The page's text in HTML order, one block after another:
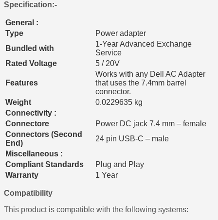
Specification:-
General :
Type
Power adapter
Bundled with
1-Year Advanced Exchange
Service
Rated Voltage
5 / 20V
Features
Works with any Dell AC Adapter
that uses the 7.4mm barrel
connector.
Weight
0.0229635 kg
Connectivity :
Connectore
Power DC jack 7.4 mm – female
Connectors (Second
End)
24 pin USB-C – male
Miscellaneous :
Compliant Standards
Plug and Play
Warranty
1 Year
Compatibility
This product is compatible with the following systems: